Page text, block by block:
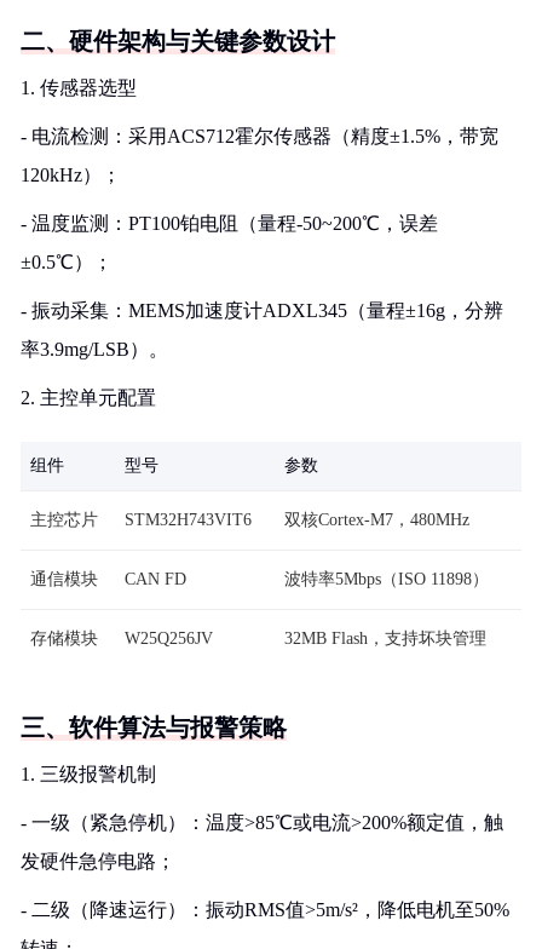
二、硬件架构与关键参数设计
1. 传感器选型
- 电流检测：采用ACS712霍尔传感器（精度±1.5%，带宽
120kHz）；
- 温度监测：PT100铂电阻（量程-50~200℃，误差
±0.5℃）；
- 振动采集：MEMS加速度计ADXL345（量程±16g，分辨
率3.9mg/LSB）。
2. 主控单元配置
组件 型号 参数
主控芯片 STM32H743VIT6 双核Cortex-M7，480MHz
通信模块 CAN FD 波特率5Mbps（ISO 11898）
存储模块 W25Q256JV 32MB Flash，支持坏块管理
三、软件算法与报警策略
1. 三级报警机制
- 一级（紧急停机）：温度>85℃或电流>200%额定值，触
发硬件急停电路；
- 二级（降速运行）：振动RMS值>5m/s²，降低电机至50%